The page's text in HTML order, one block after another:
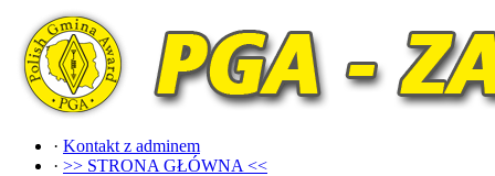
· Kontakt z adminem
· >> STRONA GŁÓWNA <<